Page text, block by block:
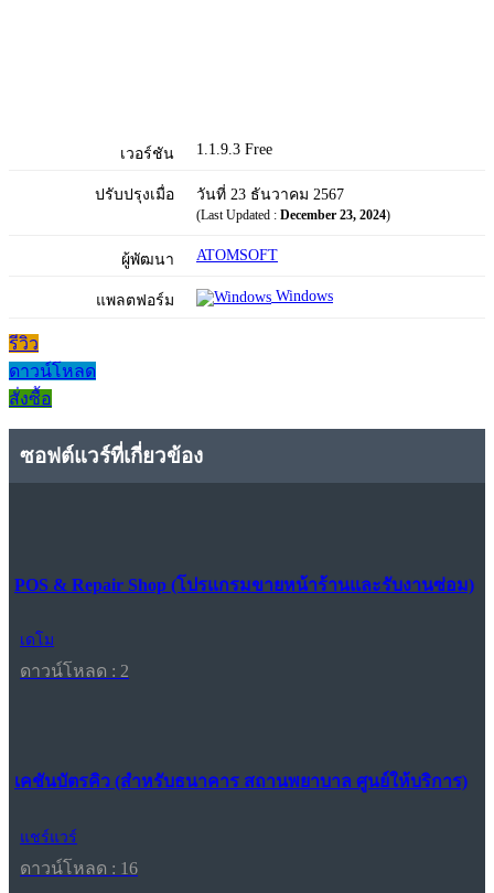
เวอร์ชัน 1.1.9.3 Free
ปรับปรุงเมื่อ วันที่ 23 ธันวาคม 2567
(Last Updated : December 23, 2024)
ผู้พัฒนา ATOMSOFT
แพลตฟอร์ม Windows
รีวิว
ดาวน์โหลด
สั่งซื้อ
ซอฟต์แวร์ที่เกี่ยวข้อง
POS & Repair Shop (โปรแกรมขายหน้าร้านและรับงานซ่อม)
เดโม
ดาวน์โหลด : 2
เคชันบัตรคิว (สำหรับธนาคาร สถานพยาบาล ศูนย์ให้บริการ)
แชร์แวร์
ดาวน์โหลด : 16